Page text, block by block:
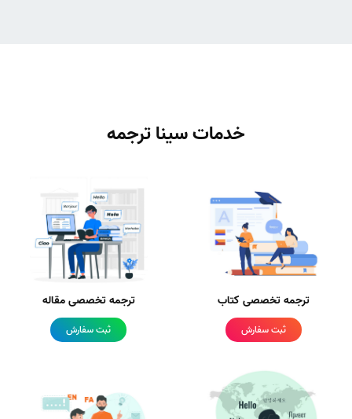
خدمات سینا ترجمه
ترجمه تخصصی کتاب
ثبت سفارش
ترجمه تخصصی مقاله
ثبت سفارش